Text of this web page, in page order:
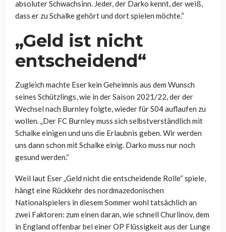
absoluter Schwachsinn. Jeder, der Darko kennt, der weiß,
dass er zu Schalke gehört und dort spielen möchte.“
„Geld ist nicht
entscheidend“
Zugleich machte Eser kein Geheimnis aus dem Wunsch
seines Schützlings, wie in der Saison 2021/22, der der
Wechsel nach Burnley folgte, wieder für S04 auflaufen zu
wollen.„Der FC Burnley muss sich selbstverständlich mit
Schalke einigen und uns die Erlaubnis geben.Wir werden
uns dann schon mit Schalke einig. Darko muss nur noch
gesund werden.“
Weil laut Eser „Geld nicht die entscheidende Rolle“ spiele,
hängt eine Rückkehr des nordmazedonischen
Nationalspielers in diesem Sommer wohl tatsächlich an
zwei Faktoren: zum einen daran, wie schnell Churlinov, dem
in England offenbar bei einer OP Flüssigkeit aus der Lunge